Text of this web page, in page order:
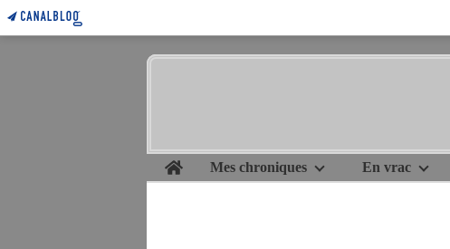
Home Mes chroniques En vrac